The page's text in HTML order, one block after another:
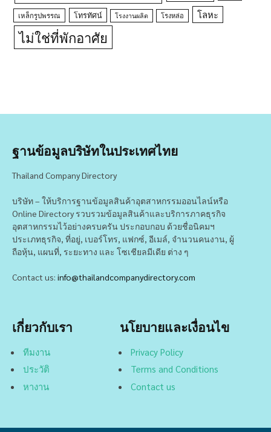
เหล็กรูปพรรณ โทรทัศน์ โรงงานผลิต โรงหล่อ โลหะ
ไม่ใช่ที่พักอาศัย
ฐานข้อมูลบริษัทในประเทศไทย
Thailand Company Directory
บริษัท – ให้บริการฐานข้อมูลสินค้าอุตสาหกรรมออนไลน์หรือ
Online Directory รวบรวมข้อมูลสินค้าและบริการภาคธุรกิจ
อุตสาหกรรมไว้อย่างครบครัน ประกอบกอบ ด้วยชื่อนิคมฯ
ประเภทธุรกิจ, ที่อยู่, เบอร์โทร, แฟกซ์, อีเมล์, จำนวนคนงาน, ผู้
ถือหุ้น, แผนที่, ระยะทาง และ โซเชียลมีเดีย ต่าง ๆ
Contact us: info@thailandcompanydirectory.com
เกี่ยวกับเรา
ทีมงาน
ประวัติ
หางาน
นโยบายและเงื่อนไข
Privacy Policy
Terms and Conditions
Contact us